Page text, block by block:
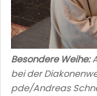
Besondere Weihe:
bei der
pde/Andreas